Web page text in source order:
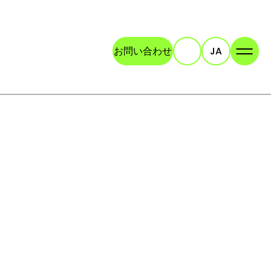
お問い合わせ 検索JA